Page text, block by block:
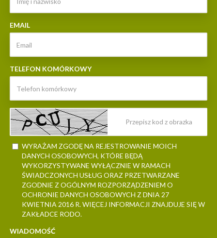
EMAIL
TELEFON KOMÓRKOWY
WYRAŻAM ZGODĘ NA REJESTROWANIE MOICH
DANYCH OSOBOWYCH, KTÓRE BĘDĄ
WYKORZYSTYWANE WYŁĄCZNIE W RAMACH
ŚWIADCZONYCH USŁUG ORAZ PRZETWARZANE
ZGODNIE Z OGÓLNYM ROZPORZĄDZENIEM O
OCHRONIE DANYCH OSOBOWYCH Z DNIA 27
KWIETNIA 2016 R. WIĘCEJ INFORMACJI ZNAJDUJE SIĘ W
ZAKŁADCE RODO.
WIADOMOŚĆ